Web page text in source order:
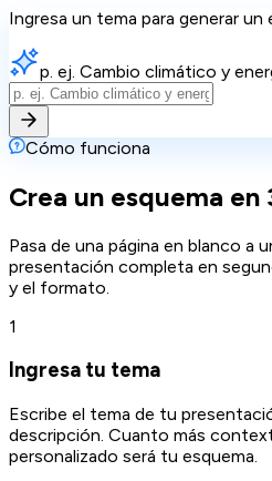
Ingresa un tema para generar un
p. ej. Cambio climático y
Cómo funciona
Crea un esquema en
Pasa de una página en blanco a
presentación completa en
y el formato.
1
Ingresa tu tema
Escribe el tema de tu
descripción. Cuanto más
personalizado será tu esquema.